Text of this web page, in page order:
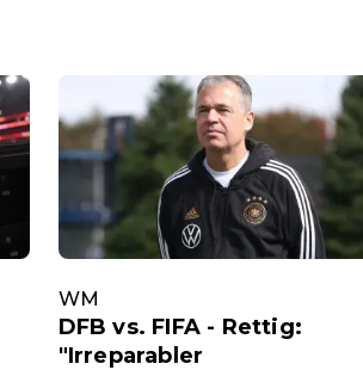
WM
DFB vs. FIFA - Rettig:
"Irreparabler